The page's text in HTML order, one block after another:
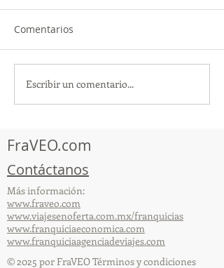
¡Acapulco y Guerrero se
Visten de Fiesta!
Comentarios
Escribir un comentario...
FraVEO.com
Contáctanos
Más información:
www.fraveo.com
www.viajesenoferta.com.mx/franquicias
www.franquiciaeconomica.com
www.franquiciaagenciadeviajes.com
© 2025 por FraVEO Términos y condiciones